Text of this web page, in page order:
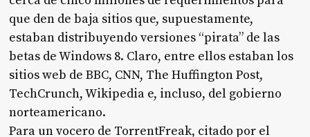
que den de baja sitios que, supuestamente,
estaban distribuyendo versiones “pirata” de las
betas de Windows 8. Claro, entre ellos estaban los
sitios web de BBC, CNN, The Huffington Post,
TechCrunch, Wikipedia e, incluso, del gobierno
norteamericano.
Para un vocero de TorrentFreak, citado por el